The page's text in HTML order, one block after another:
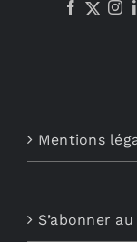
Mentions
S’abonner